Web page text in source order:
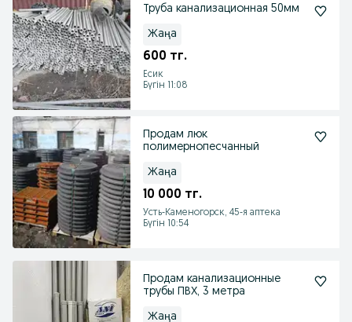
Труба канализационная 50мм
Жаңа
600 тг.
Есик
Бүгін 11:08
Продам люк
полимернопесчанный
Жаңа
10 000 тг.
Усть-Каменогорск, 45-я аптека
Бүгін 10:54
Продам канализационные
трубы ПВХ, 3 метра
Жаңа